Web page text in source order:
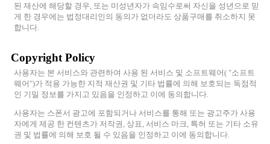
된 재산에 해당할 경우, 또는 미성년자가 속임수로써 자신을 성년으로 믿
게 한 경우에는 법정대리인의 동의가 없더라도 상품구매를 취소하지 못
합니다.
Copyright Policy
사용자는 본 서비스와 관련하여 사용 된 서비스 및 소프트웨어( "소프트
웨어")가 적용 가능한 지적 재산권 및 기타 법률에 의해 보호되는 독점적
인 기밀 정보를 가지고 있음을 인정하고 이에 동의합니다.
사용자는 스폰서 광고에 포함되거나 서비스를 통해 또는 광고주가 사용
자에게 제공 한 컨텐츠가 저작권, 상표, 서비스 마크, 특허 또는 기타 소유
권 및 법률에 의해 보호 될 수 있음을 인정하고 이에 동의합니다.